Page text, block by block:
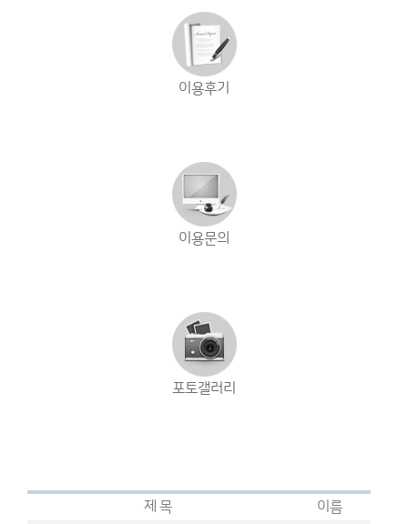
이용후기
이용문의
포토갤러리
제 목
이름